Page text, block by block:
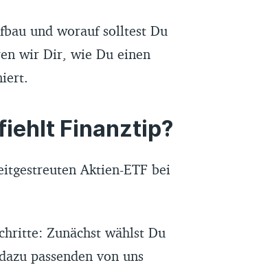
und worauf solltest Du
wir Dir, wie Du einen
Finanztip?
Aktien-ETF bei
Zunächst wählst Du
passenden von uns